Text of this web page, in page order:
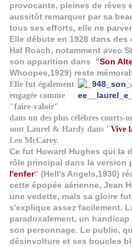
provocante, pleines de rêves
aussitôt remarquer par sa
tous ses efforts, elle ne
Elle débute en 1928 dans
Hal Roach, notamment avec
son apparition dans "Son
Whoopee,1929) reste
Elle fut également
engagée comme
"faire-valoir"
dans un des plus célèbres courts-
sont Laurel & Hardy dans "Vive
Leo McCarey.
Ce fut Howard Hughes qui la
rôle principal dans la version
l'enfer" (Hell's Angels,1930)
cette épopée aérienne, Jean
une vedette, mais sa gloire
s'explique assez facilement.
paradoxalement, un
son personnage. Le public,
désinvolture et ses boucles